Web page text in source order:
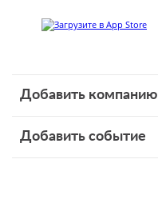
Добавить компанию
Добавить событие